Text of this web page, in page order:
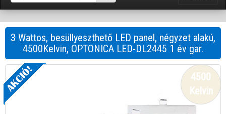
3 Wattos, besüllyeszthető LED panel, négyzet alakú,
4500Kelvin, OPTONICA LED-DL2445 1 év gar.
4500
Kelvin